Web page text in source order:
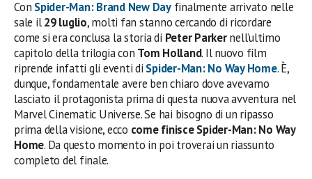
Con Spider-Man: Brand New Dayfinalmente arrivato nelle
sale il29 luglio, molti fan stanno cercando di ricordare
come si era conclusa la storia di Peter Parkernell’ultimo
capitolo della trilogia con Tom Holland. Il nuovo film
riprende infatti gli eventi di Spider-Man: No Way Home. È,
dunque, fondamentale avere ben chiaro dove avevamo
lasciato il protagonista prima di questa nuova avventura nel
Marvel Cinematic Universe. Se hai bisogno di un ripasso
prima della visione, ecco come finisce Spider-Man: No Way
Home. Da questo momento in poi troverai un riassunto
completo del finale.